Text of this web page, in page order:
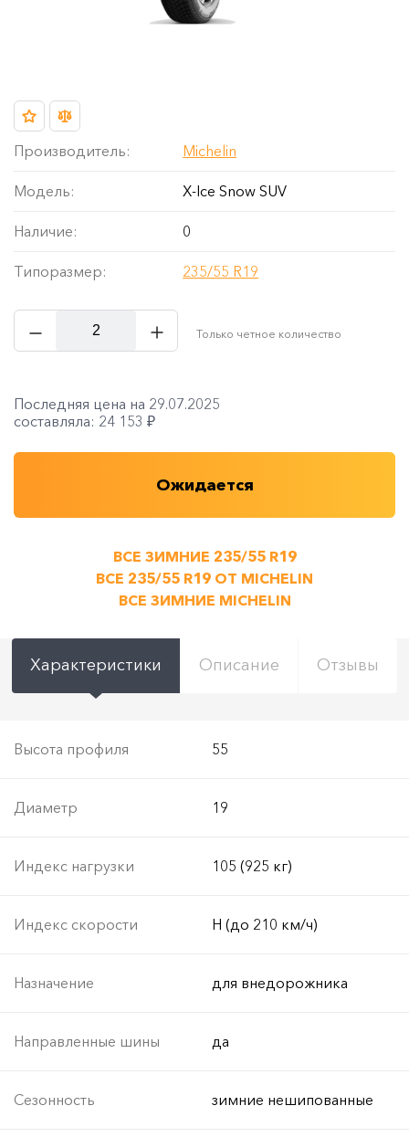
Производитель: Michelin
Модель: X-Ice Snow SUV
Наличие: 0
Типоразмер: 235/55 R19
Только четное количество
Последняя цена на 29.07.2025
составляла: 24 153 ₽
Ожидается
ВСЕ ЗИМНИЕ 235/55 R19
ВСЕ 235/55 R19 ОТ MICHELIN
ВСЕ ЗИМНИЕ MICHELIN
Характеристики Описание Отзывы
Высота профиля 55
Диаметр 19
Индекс нагрузки 105 (925 кг)
Индекс скорости H (до 210 км/ч)
Назначение для внедорожника
Направленные шины да
Сезонность зимние нешипованные